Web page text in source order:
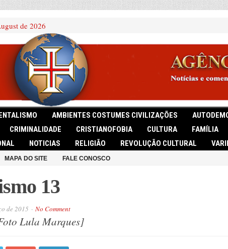
de 2026
AMBIENTES COSTUMES CIVILIZAÇÕES
CRIMINALIDADE CRISTIANOFOBIA CULTURA FAMÍLIA
NOTICIAS RELIGIÃO REVOLUÇÃO CULTURAL
MAPA DO SITE FALE CONOSCO
13
de 2015 No Comment
Lula Marques]